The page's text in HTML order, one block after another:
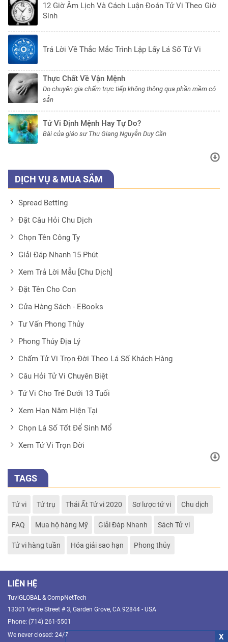
12 Giờ Âm Lịch Và Cách Luận Đoán Tử Vi Theo Giờ
Sinh
Trả Lời Về Thắc Mắc Trình Lập Lấy Lá Số Tử Vi
Thực Chất Về Vận Mệnh
Do chuyên gia chấm trực tiếp không thông qua phần mềm có
sẵn
Tử Vi Định Mệnh Hay Tự Do?
Bài của giáo sư Thu Giang Nguyễn Duy Cần
DỊCH VỤ & MUA SẮM
Spread Betting
Đặt Câu Hỏi Chu Dịch
Chọn Tên Công Ty
Giải Đáp Nhanh 15 Phút
Xem Trả Lời Mẫu [Chu Dịch]
Đặt Tên Cho Con
Cửa Hàng Sách - EBooks
Tư Vấn Phong Thủy
Phong Thủy Địa Lý
Chấm Tử Vi Trọn Đời Theo Lá Số Khách Hàng
Câu Hỏi Tử Vi Chuyên Biệt
Tử Vi Cho Trẻ Dưới 13 Tuổi
Xem Hạn Năm Hiện Tại
Chọn Lá Số Tốt Để Sinh Mổ
Xem Tử Vi Trọn Đời
TAGS
Tử vi Tứ trụ Thái Ất Tử vi 2020 Sơ lược tử vi Chu dịch
FAQ Mua hộ hàng Mỹ Giải Đáp Nhanh Sách Tử vi
Tử vi hàng tuần Hóa giải sao hạn Phong thủy
LIÊN HỆ
TuviGLOBAL & CompNetTech
13301 Verde Street # 3, Garden Grove, CA 92844 - USA
Phone: (714) 261-5501
We never closed: 24/7
X